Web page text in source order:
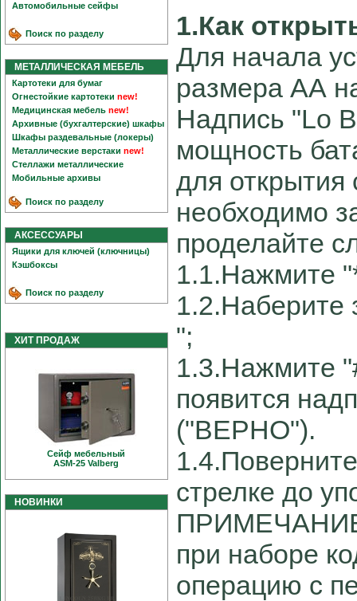
Автомобильные сейфы
Поиск по разделу
МЕТАЛЛИЧЕСКАЯ МЕБЕЛЬ
Картотеки для бумаг
Огнестойкие картотеки new!
Медицинская мебель new!
Архивные (бухгалтерские) шкафы
Шкафы раздевальные (локеры)
Металлические верстаки new!
Стеллажи металлические
Мобильные архивы
Поиск по разделу
АКСЕССУАРЫ
Ящики для ключей (ключницы)
Кэшбоксы
Поиск по разделу
ХИТ ПРОДАЖ
Сейф мебельный
ASM-25 Valberg
НОВИНКИ
1.Как
Для начала
размера АА
Надпись "Lo
мощность
для
необходимо
проделайте
1.1.Нажмите
1.2.Наберите
";
1.3.Нажмите
появится
("ВЕРНО").
стрелке до
при наборе
операцию с